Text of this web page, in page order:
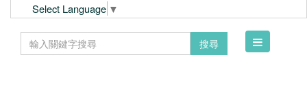
Select Language ▼
搜尋
Toggle